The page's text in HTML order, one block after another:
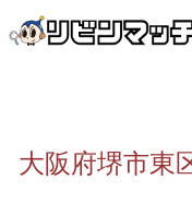
大阪府堺市東